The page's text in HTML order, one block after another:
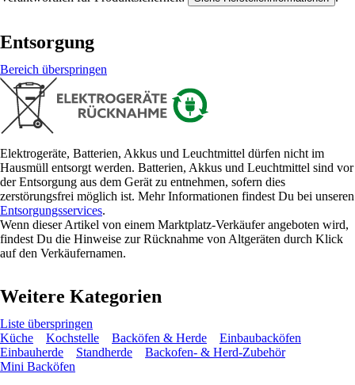
Entsorgung
Bereich überspringen
Elektrogeräte, Batterien, Akkus und Leuchtmittel dürfen nicht im
Hausmüll entsorgt werden. Batterien, Akkus und Leuchtmittel sind vor
der Entsorgung aus dem Gerät zu entnehmen, sofern dies
zerstörungsfrei möglich ist. Mehr Informationen findest Du bei unseren
Entsorgungsservices.
Wenn dieser Artikel von einem Marktplatz-Verkäufer angeboten wird,
findest Du die Hinweise zur Rücknahme von Altgeräten durch Klick
auf den Verkäufernamen.
Weitere Kategorien
Liste überspringen
Küche
Kochstelle Backöfen & Herde
Einbaubacköfen
Einbauherde
Standherde
Backofen- & Herd-Zubehör
Mini Backöfen